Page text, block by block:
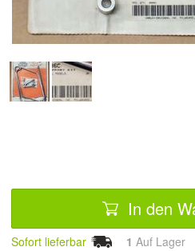
In den
Sofort lieferbar 1 Auf Lager